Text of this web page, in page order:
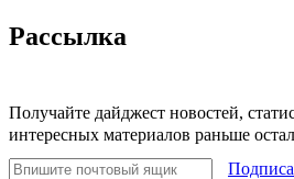
Рассылка
Получайте дайджест новостей,
интересных материалов раньше